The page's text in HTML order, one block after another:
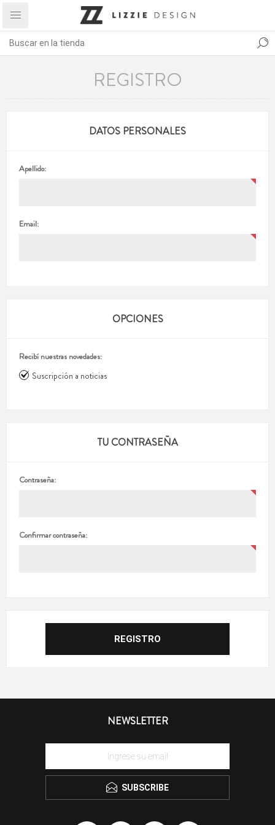
REGISTRO
DATOS PERSONALES
Apellido:
Email:
OPCIONES
Recibí nuestras novedades:
Suscripción a noticias
TU CONTRASEÑA
Contraseña:
Confirmar contraseña:
NEWSLETTER
SUBSCRIBE